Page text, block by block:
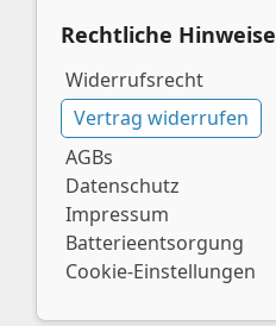
Rechtliche Hinweise
Widerrufsrecht
Vertrag widerrufen
AGBs
Datenschutz
Impressum
Batterieentsorgung
Cookie-Einstellungen